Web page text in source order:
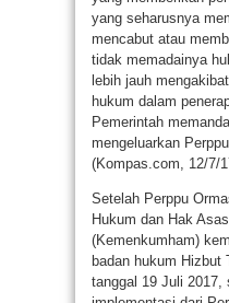
yang seharusnya
mencabut atau
tidak memadainya
lebih jauh
hukum dalam
Pemerintah
mengeluarkan
(Kompas.com, 12/7/
Setelah Perppu
Hukum dan Hak
(Kemenkumham)
badan hukum Hizbut
tanggal 19 Juli 2017,